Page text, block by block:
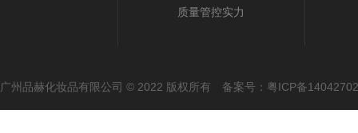
质量管控实力
广州品赫化妆品有限公司 © 2022 版权所有 备案号： 粤ICP备